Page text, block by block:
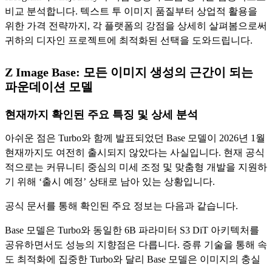
비교 분석합니다. 텍스트 투 이미지 품질부터 상업적 활용을
위한 가격 전략까지, 각 플랫폼의 강점을 상세히 살펴봄으로써
귀하의 디자인 프로젝트에 최적화된 선택을 도와드립니다.
Z Image Base: 모든 이미지 생성의 근간이 되는
파운데이션 모델
현재까지 확인된 주요 특징 및 상세 분석
아쉬운 점은 Turbo와 함께 발표되었던 Base 모델이 2026년 1월
현재까지도 여전히 출시되지 않았다는 사실입니다. 현재 공식
적으로는 커뮤니티 중심의 미세 조정 및 맞춤형 개발을 지원하
기 위해 ‘출시 예정’ 상태로 남아 있는 상황입니다.
공식 문서를 통해 확인된 주요 정보는 다음과 같습니다.
Base 모델은 Turbo와 동일한 6B 파라미터 S3 DiT 아키텍처를
공유하면서도 성능의 지향점은 다릅니다. 증류 기술을 통해 속
도 최적화에 집중한 Turbo와 달리 Base 모델은 이미지의 충실